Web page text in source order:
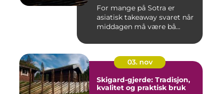
For mange på Sotra er
asiatisk takeaway svaret når
middagen må være bå...
03. nov
Skigard-gjerde: Tradisjon,
kvalitet og praktisk bruk